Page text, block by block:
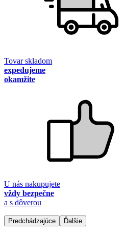
Tovar skladom
expedujeme
okamžite
U nás nakupujete
vždy bezpečne
a s dôverou
Predchádzajúce Ďalšie